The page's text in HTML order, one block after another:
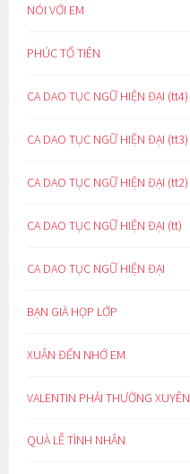
NÓI VỚI EM
PHÚC TỔ TIÊN
CA DAO TỤC NGỮ HIỆN ĐẠI (tt4)
CA DAO TỤC NGỮ HIỆN ĐẠI (tt3)
CA DAO TỤC NGỮ HIỆN ĐẠI (tt2)
CA DAO TỤC NGỮ HIỆN ĐẠI (tt)
CA DAO TỤC NGỮ HIỆN ĐẠI
BẠN GIÀ HỌP LỚP
XUÂN ĐẾN NHỚ EM
VALENTIN PHẢI THƯỜNG XUYÊN
QUÀ LỄ TÌNH NHÂN